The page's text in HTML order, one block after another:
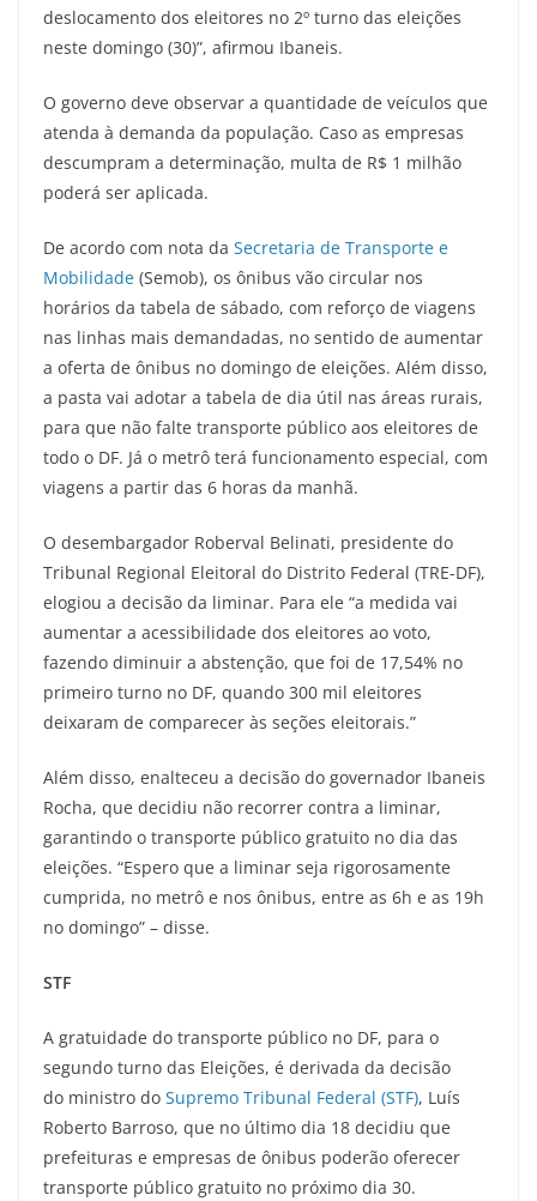
deslocamento dos eleitores no 2º turno das eleições
neste domingo (30)”, afirmou Ibaneis.
O governo deve observar a quantidade de veículos que
atenda à demanda da população. Caso as empresas
descumpram a determinação, multa de R$ 1 milhão
poderá ser aplicada.
De acordo com nota da Secretaria de Transporte e
Mobilidade (Semob), os ônibus vão circular nos
horários da tabela de sábado, com reforço de viagens
nas linhas mais demandadas, no sentido de aumentar
a oferta de ônibus no domingo de eleições. Além disso,
a pasta vai adotar a tabela de dia útil nas áreas rurais,
para que não falte transporte público aos eleitores de
todo o DF. Já o metrô terá funcionamento especial, com
viagens a partir das 6 horas da manhã.
O desembargador Roberval Belinati, presidente do
Tribunal Regional Eleitoral do Distrito Federal (TRE-DF),
elogiou a decisão da liminar. Para ele “a medida vai
aumentar a acessibilidade dos eleitores ao voto,
fazendo diminuir a abstenção, que foi de 17,54% no
primeiro turno no DF, quando 300 mil eleitores
deixaram de comparecer às seções eleitorais.”
Além disso, enalteceu a decisão do governador Ibaneis
Rocha, que decidiu não recorrer contra a liminar,
garantindo o transporte público gratuito no dia das
eleições. “Espero que a liminar seja rigorosamente
cumprida, no metrô e nos ônibus, entre as 6h e as 19h
no domingo” – disse.
STF
A gratuidade do transporte público no DF, para o
segundo turno das Eleições, é derivada da decisão
do ministro do Supremo Tribunal Federal (STF), Luís
Roberto Barroso, que no último dia 18 decidiu que
prefeituras e empresas de ônibus poderão oferecer
transporte público gratuito no próximo dia 30.